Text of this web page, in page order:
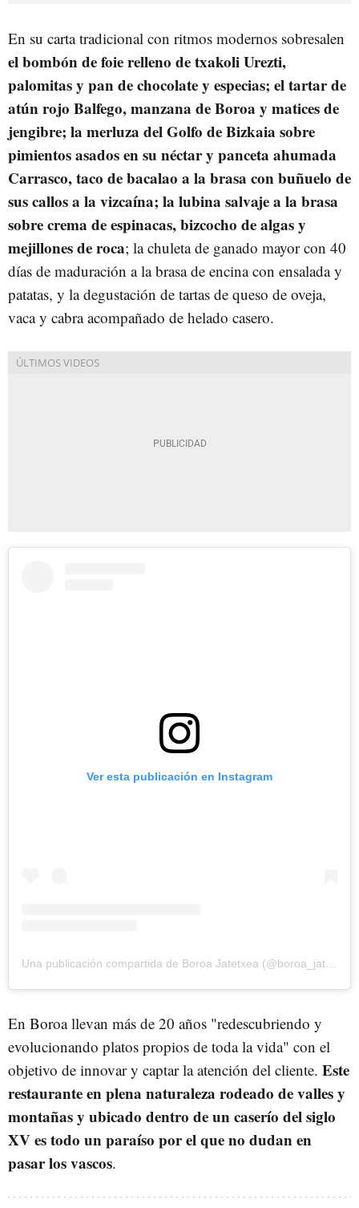
En su carta tradicional con ritmos modernos sobresalen
el bombón de foie relleno de txakoli Urezti,
palomitas y pan de chocolate y especias; el tartar de
atún rojo Balfego, manzana de Boroa y matices de
jengibre; la merluza del Golfo de Bizkaia sobre
pimientos asados en su néctar y panceta ahumada
Carrasco, taco de bacalao a la brasa con buñuelo de
sus callos a la vizcaína; la lubina salvaje a la brasa
sobre crema de espinacas, bizcocho de algas y
mejillones de roca; la chuleta de ganado mayor con 40
días de maduración a la brasa de encina con ensalada y
patatas, y la degustación de tartas de queso de oveja,
vaca y cabra acompañado de helado casero.
Ver esta publicación en Instagram
En Boroa llevan más de 20 años "redescubriendo y
evolucionando platos propios de toda la vida" con el
objetivo de innovar y captar la atención del cliente. Este
restaurante en plena naturaleza rodeado de valles y
montañas y ubicado dentro de un caserío del siglo
XV es todo un paraíso por el que no dudan en
pasar los vascos.